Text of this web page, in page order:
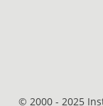
© 2000 - 2025